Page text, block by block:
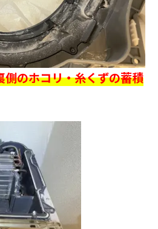
のホコリ・糸くずの蓄積